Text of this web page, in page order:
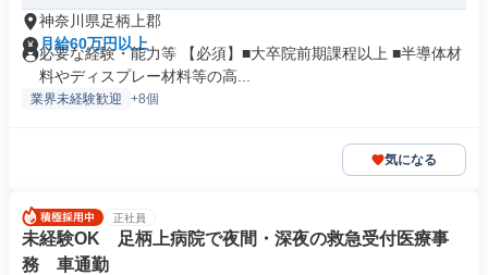
神奈川県足柄上郡
月給60万円以上
必要な経験・能力等 【必須】■大卒院前期課程以上 ■半導体材
料やディスプレー材料等の高...
業界未経験歓迎 +8個
気になる
正社員
未経験OK 足柄上病院で夜間・深夜の救急受付医療事
務 車通勤